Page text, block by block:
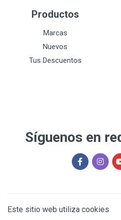
Productos
Marcas
Nuevos
Tus Descuentos
Síguenos en
Este sitio web utiliza cookies